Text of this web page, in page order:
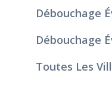
Débouchage
Débouchage
Toutes Les